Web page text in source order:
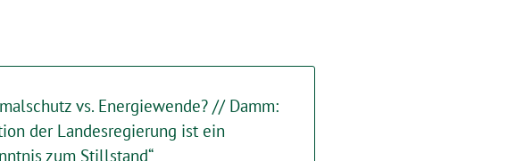
vs. Energiewende? // Damm:
der Landesregierung ist ein
zum Stillstand“